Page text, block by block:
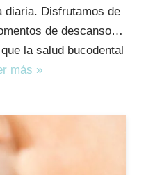
diaria. Disfrutamos de
de descanso…
la salud bucodental
más »